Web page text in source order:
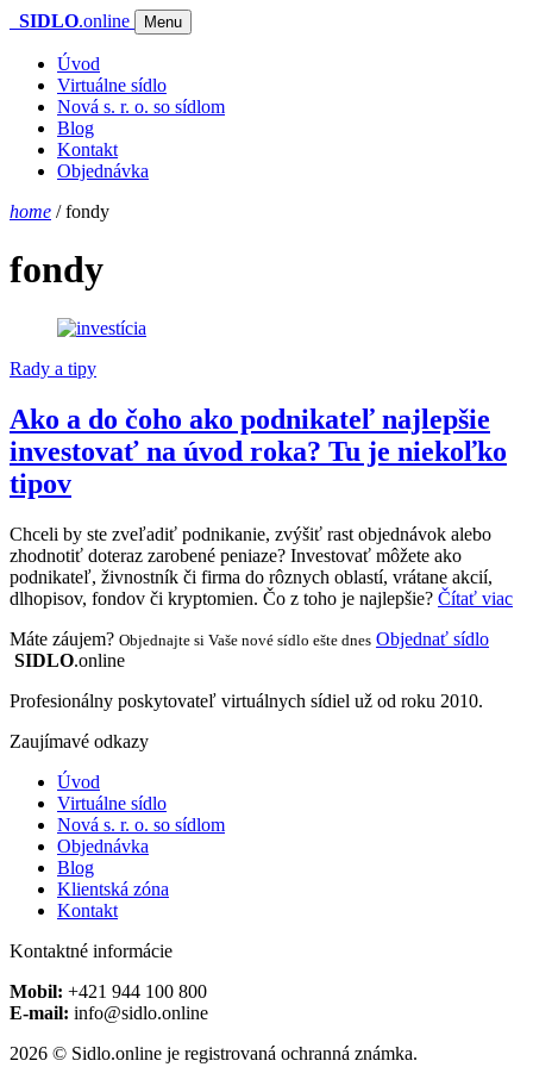
SIDLO.online Menu
Úvod
Virtuálne sídlo
Nová s. r. o. so sídlom
Blog
Kontakt
Objednávka
home /fondy
fondy
Rady a tipy
Ako a do čoho ako podnikateľ najlepšie
investovať na úvod roka? Tu je niekoľko
tipov
Chceli by ste zveľadiť podnikanie, zvýšiť rast objednávok alebo
zhodnotiť doteraz zarobené peniaze? Investovať môžete ako
podnikateľ, živnostník či firma do rôznych oblastí, vrátane akcií,
dlhopisov, fondov či kryptomien. Čo z toho je najlepšie? Čítať viac
Máte záujem? Objednajte si Vaše nové sídlo ešte dnes Objednať sídlo
SIDLO.online
Profesionálny poskytovateľ virtuálnych sídiel už od roku 2010.
Zaujímavé odkazy
Úvod
Virtuálne sídlo
Nová s. r. o. so sídlom
Objednávka
Blog
Klientská zóna
Kontakt
Kontaktné informácie
Mobil: +421 944 100 800
E-mail: info@sidlo.online
2026 © Sidlo.online je registrovaná ochranná známka.